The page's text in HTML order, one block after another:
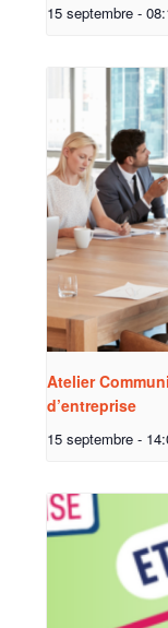
15 septembre -
Atelier
d’entreprise
15 septembre -